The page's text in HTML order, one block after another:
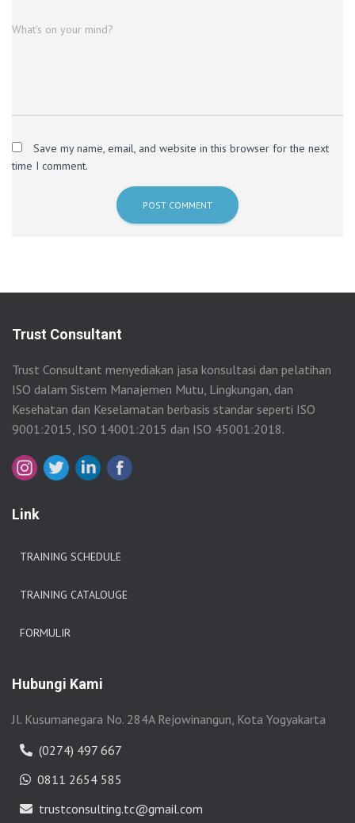
What's on your mind?
Save my name, email, and website in this browser for the next
time I comment.
Trust Consultant
Trust Consultant menyediakan jasa konsultasi dan pelatihan
ISO dalam Sistem Manajemen Mutu, Lingkungan, dan
Kesehatan dan Keselamatan berbasis standar seperti ISO
9001:2015, ISO 14001:2015 dan ISO 45001:2018.
Link
TRAINING SCHEDULE
TRAINING CATALOUGE
FORMULIR
Hubungi Kami
Jl. Kusumanegara No. 284A Rejowinangun, Kota Yogyakarta
(0274) 497 667
0811 2654 585
trustconsulting.tc@gmail.com